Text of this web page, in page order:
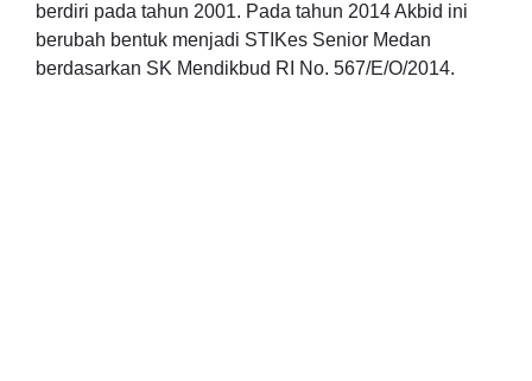
berdiri pada tahun 2001. Pada tahun 2014 Akbid ini
berubah bentuk menjadi STIKes Senior Medan
berdasarkan SK Mendikbud RI No. 567/E/O/2014.